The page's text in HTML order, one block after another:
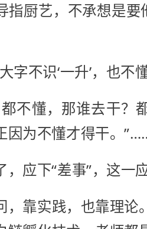
指厨艺，不承想是要
字不识‘一升’，也不
不懂，那谁去干？
因为不懂才得干。
，应下“差事”，这一
，靠实践，也靠理论